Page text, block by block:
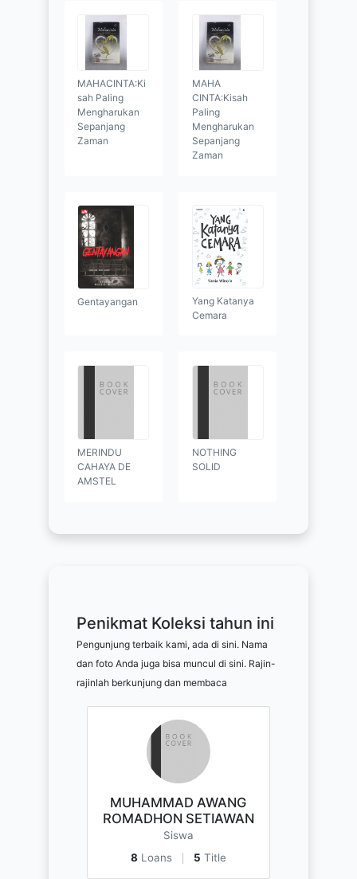
MAHACINTA:Ki
sah Paling
Mengharukan
Sepanjang
Zaman
MAHA
CINTA:Kisah
Paling
Mengharukan
Sepanjang
Zaman
Gentayangan
Yang Katanya
Cemara
MERINDU
CAHAYA DE
AMSTEL
NOTHING
SOLID
Penikmat Koleksi tahun ini
Pengunjung terbaik kami, ada di sini. Nama
dan foto Anda juga bisa muncul di sini. Rajin-
rajinlah berkunjung dan membaca
MUHAMMAD AWANG
ROMADHON SETIAWAN
Siswa
8 Loans 5 Title